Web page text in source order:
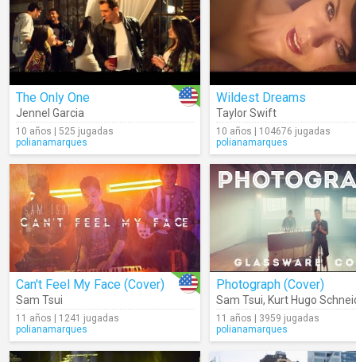
The Only One
Jennel Garcia
10 años | 525 jugadas
polianamarques
Wildest Dreams
Taylor Swift
10 años | 104676 jugadas
polianamarques
Can't Feel My Face (Cover)
Sam Tsui
11 años | 1241 jugadas
polianamarques
Photograph (Cover)
Sam Tsui, Kurt Hugo
11 años | 3959 jugadas
polianamarques